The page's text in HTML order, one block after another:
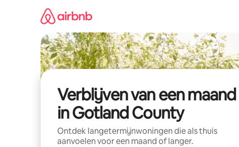
Verblijven van een maand
in Gotland County
Ontdek langetermijnwoningen die als thuis
aanvoelen voor een maand of langer.